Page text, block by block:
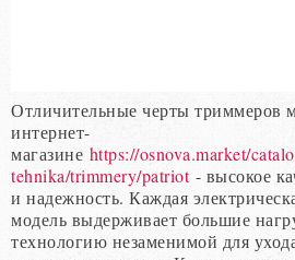
Отличительные черты триммеров
интернет-
магазине https://osnova.market/
tehnika/trimmery/patriot- высокое
и надежность. Каждая
модель выдерживает большие
технологию незаменимой для